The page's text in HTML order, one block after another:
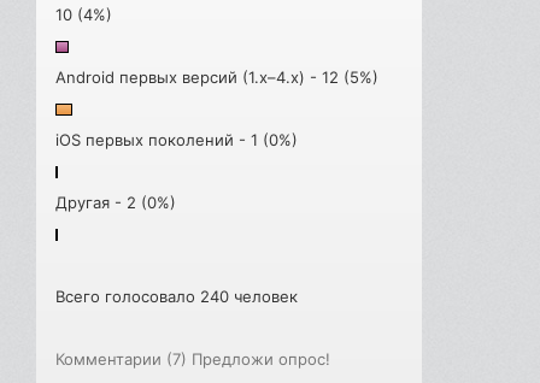
10 (4%)
Android первых версий (1.x–4.x) - 12 (5%)
iOS первых поколений - 1 (0%)
Другая - 2 (0%)
Всего голосовало 240 человек
Комментарии (7) Предложи опрос!